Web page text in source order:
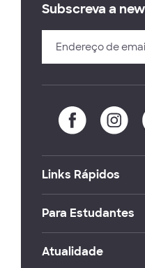
Subscreva a
Links Rápidos
Para Estudantes
Atualidade